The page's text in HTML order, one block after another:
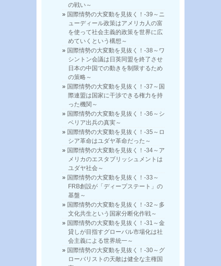
の戦い～
国際情勢の大変動を見抜く！-39～ニ
ューディール政策はアメリカ人の富
を使って社会主義的政策を世界に広
めていくという構想～
国際情勢の大変動を見抜く！-38～ワ
シントン会議は日英同盟を終了させ
日本の中国での動きを制限するため
の策略～
国際情勢の大変動を見抜く！-37～国
際連盟は国家に干渉できる権力を持
った機関～
国際情勢の大変動を見抜く！-36～シ
ベリア出兵の真実～
国際情勢の大変動を見抜く！-35～ロ
シア革命はユダヤ革命だった～
国際情勢の大変動を見抜く！-34～ア
メリカのエスタブリッシュメントは
ユダヤ社会～
国際情勢の大変動を見抜く！-33～
FRB創設が「ディープステート」の
基盤～
国際情勢の大変動を見抜く！-32～多
文化共生という国家分断化作戦～
国際情勢の大変動を見抜く！-31～金
貸しが目指すグローバル市場化は社
会主義による世界統一～
国際情勢の大変動を見抜く！-30～グ
ローバリストの天敵は健全な主権国